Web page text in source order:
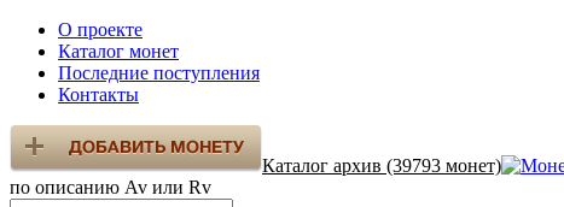
О проекте
Каталог монет
Последние поступления
Контакты
Каталог архив (39793 монет)
по описанию Av или Rv